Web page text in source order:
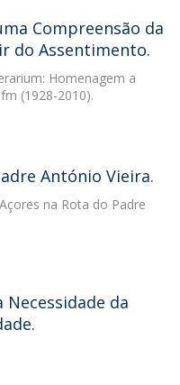
Compreensão da
do Assentimento.
Homenagem a
(1928-2010).
António Vieira.
na Rota do Padre
Necessidade da